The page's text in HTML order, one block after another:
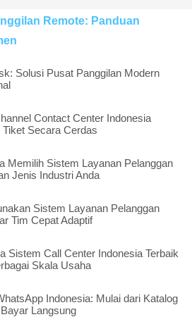
Remote: Panduan
Solusi Pusat Panggilan Modern
Contact Center Indonesia
Secara Cerdas
Memilih Sistem Layanan Pelanggan
Jenis Industri Anda
Sistem Layanan Pelanggan
Tim Cepat Adaptif
Sistem Call Center Indonesia Terbaik
Skala Usaha
Indonesia: Mulai dari Katalog
Langsung